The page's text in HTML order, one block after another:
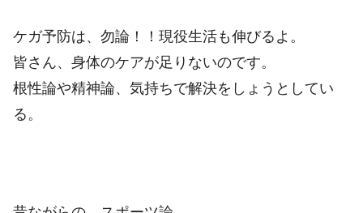
ケガ予防は、勿論！！現役生活も伸びるよ。
皆さん、身体のケアが足りないのです。
根性論や精神論、気持ちで解決をしょうとしてい
る。